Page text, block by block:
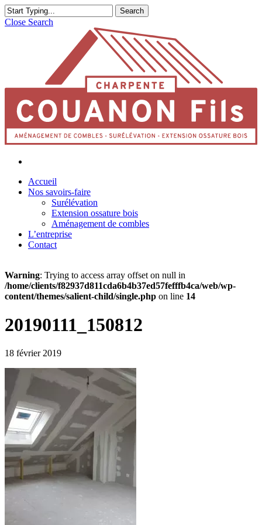
Search
Close Search
Accueil
Nos savoirs-faire
Surélévation
Extension ossature bois
Aménagement de combles
L’entreprise
Contact
Warning: Trying to access array offset on null in
/home/clients/f82937d811cda6b4b37ed57fefffb4ca/web/wp-
content/themes/salient-child/single.php on line 14
20190111_150812
18 février 2019